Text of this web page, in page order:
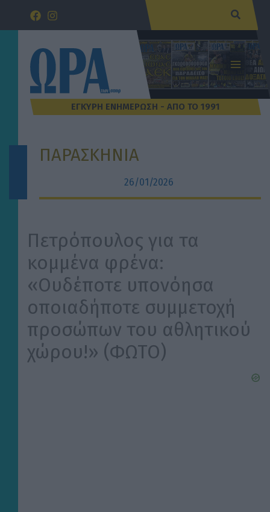
Μετάβαση
ΠΑΡΑΣΚΗΝΙΑ
26/01/2026
Πετρόπουλος για τα
κομμένα φρένα:
«Ουδέποτε υπονόησα
οποιαδήποτε συμμετοχή
προσώπων του αθλητικού
χώρου!» (ΦΩΤΟ)